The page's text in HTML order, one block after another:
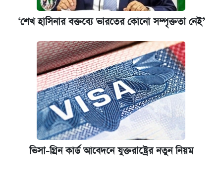
‘শেখ হাসিনার বক্তব্যে ভারতের কোনো সম্পৃক্ততা নেই’
ভিসা-গ্রিন কার্ড আবেদনে যুক্তরাষ্ট্রের নতুন নিয়ম